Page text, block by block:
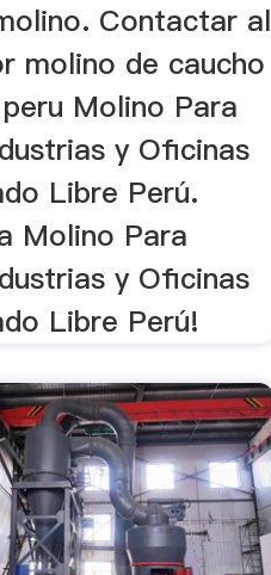
Contactar al
molino de caucho
Molino Para
y Oficinas
Libre Perú.
Molino Para
y Oficinas
Libre Perú!